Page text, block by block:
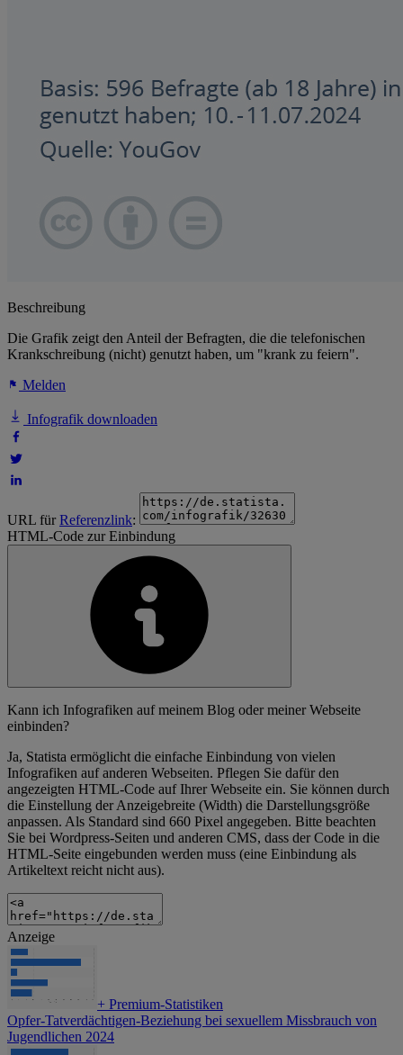
Beschreibung
Die Grafik zeigt den Anteil der Befragten, die die telefonischen
Krankschreibung (nicht) genutzt haben, um "krank zu feiern".
Melden
Infografik downloaden
URL fürReferenzlink:
HTML-Code zur Einbindung
Kann ich Infografiken auf meinem Blog oder meiner Webseite
einbinden?
Ja, Statista ermöglicht die einfache Einbindung von vielen
Infografiken auf anderen Webseiten. Pflegen Sie dafür den
angezeigten HTML-Code auf Ihrer Webseite ein. Sie können durch
die Einstellung der Anzeigebreite (Width) die Darstellungsgröße
anpassen. Als Standard sind 660 Pixel angegeben. Bitte beachten
Sie bei Wordpress-Seiten und anderen CMS, dass der Code in die
HTML-Seite eingebunden werden muss (eine Einbindung als
Artikeltext reicht nicht aus).
Anzeige
+ Premium-Statistiken
Opfer-Tatverdächtigen-Beziehung bei sexuellem Missbrauch von
Jugendlichen 2024